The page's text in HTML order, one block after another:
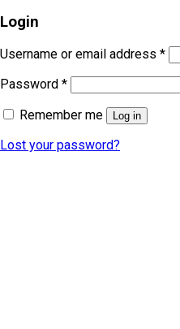
Login
Username or email address *
Password *
Remember me
Log in
Lost your password?